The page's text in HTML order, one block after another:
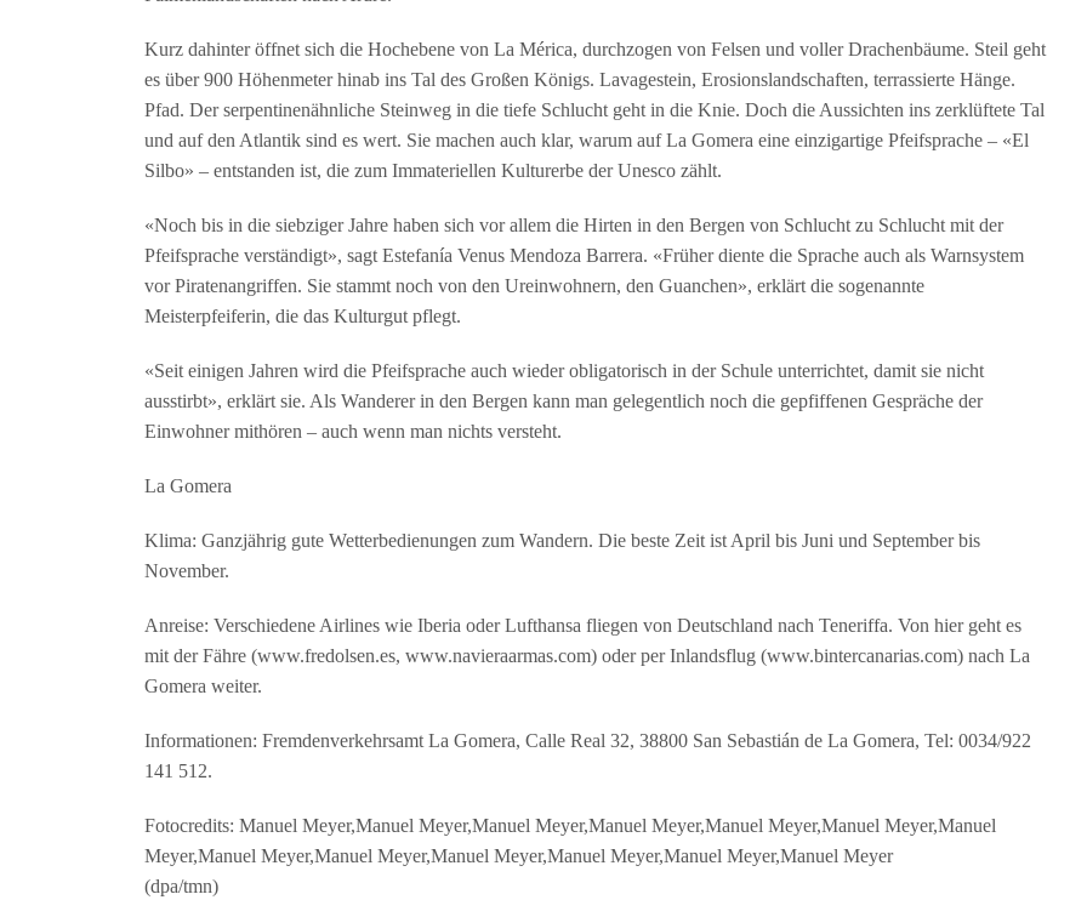
Kurz dahinter öffnet sich die Hochebene von La Mérica, durchzogen von Felsen und voller Drachenbäume. Steil geht
es über 900 Höhenmeter hinab ins Tal des Großen Königs. Lavagestein, Erosionslandschaften, terrassierte Hänge.
Pfad. Der serpentinenähnliche Steinweg in die tiefe Schlucht geht in die Knie. Doch die Aussichten ins zerklüftete Tal
und auf den Atlantik sind es wert. Sie machen auch klar, warum auf La Gomera eine einzigartige Pfeifsprache – «El
Silbo» – entstanden ist, die zum Immateriellen Kulturerbe der Unesco zählt.
«Noch bis in die siebziger Jahre haben sich vor allem die Hirten in den Bergen von Schlucht zu Schlucht mit der
Pfeifsprache verständigt», sagt Estefanía Venus Mendoza Barrera. «Früher diente die Sprache auch als Warnsystem
vor Piratenangriffen. Sie stammt noch von den Ureinwohnern, den Guanchen», erklärt die sogenannte
Meisterpfeiferin, die das Kulturgut pflegt.
«Seit einigen Jahren wird die Pfeifsprache auch wieder obligatorisch in der Schule unterrichtet, damit sie nicht
ausstirbt», erklärt sie. Als Wanderer in den Bergen kann man gelegentlich noch die gepfiffenen Gespräche der
Einwohner mithören – auch wenn man nichts versteht.
La Gomera
Klima: Ganzjährig gute Wetterbedienungen zum Wandern. Die beste Zeit ist April bis Juni und September bis
November.
Anreise: Verschiedene Airlines wie Iberia oder Lufthansa fliegen von Deutschland nach Teneriffa. Von hier geht es
mit der Fähre (www.fredolsen.es, www.navieraarmas.com) oder per Inlandsflug (www.bintercanarias.com) nach La
Gomera weiter.
Informationen: Fremdenverkehrsamt La Gomera, Calle Real 32, 38800 San Sebastián de La Gomera, Tel: 0034/922
141 512.
Fotocredits: Manuel Meyer,Manuel Meyer,Manuel Meyer,Manuel Meyer,Manuel Meyer,Manuel Meyer,Manuel
Meyer,Manuel Meyer,Manuel Meyer,Manuel Meyer,Manuel Meyer,Manuel Meyer,Manuel Meyer
(dpa/tmn)